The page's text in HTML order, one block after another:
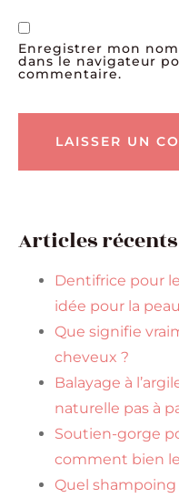
Enregistrer mon
dans le navigateur
commentaire.
Articles récents
Dentifrice pour
idée pour la
Que signifie
cheveux ?
Balayage à
naturelle pas à
Soutien-gorge
comment bien
Quel